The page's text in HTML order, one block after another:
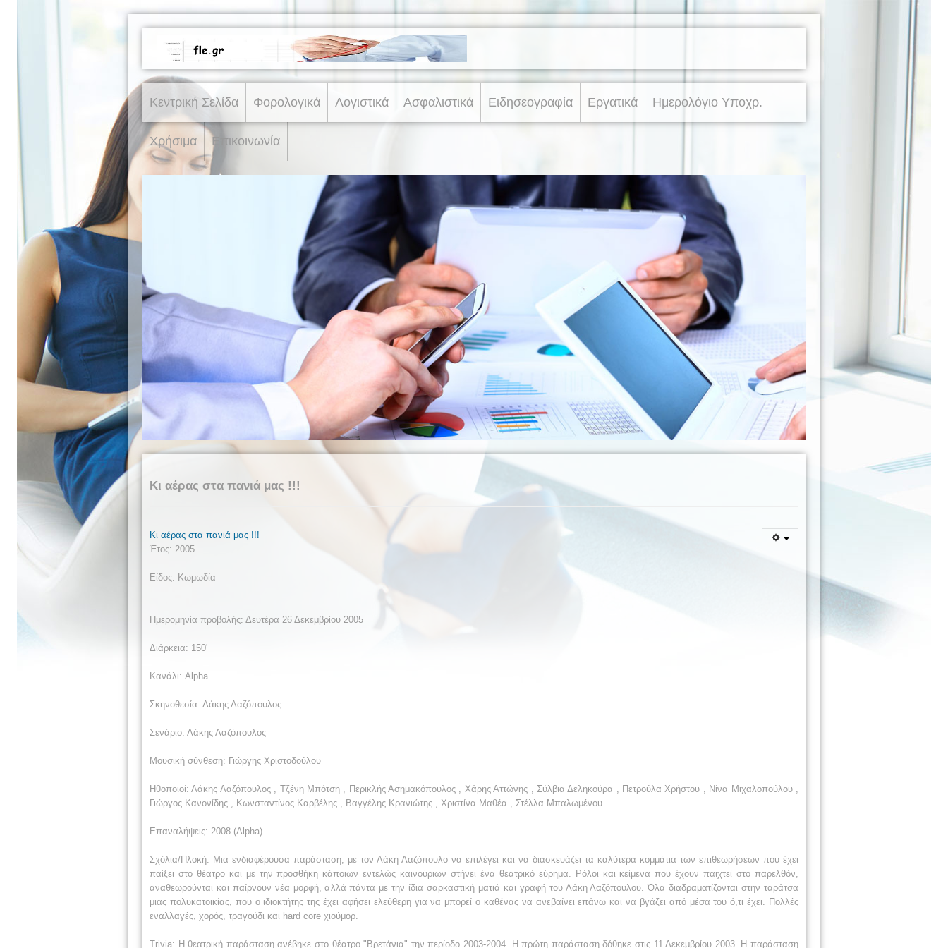
Κεντρική Σελίδα Φορολογικά Λογιστικά Ασφαλιστικά Ειδησεογραφία Εργατικά Ημερολόγιο Υποχρ.
Χρήσιμα Επικοινωνία
Κι αέρας στα πανιά μας !!!
Κι αέρας στα πανιά μας !!!
Έτος: 2005
Είδος: Κωμωδία
Ημερομηνία προβολής: Δευτέρα 26 Δεκεμβρίου 2005
Διάρκεια: 150'
Κανάλι: Alpha
Σκηνοθεσία: Λάκης Λαζόπουλος
Σενάριο: Λάκης Λαζόπουλος
Μουσική σύνθεση: Γιώργης Χριστοδούλου
Ηθοποιοί: Λάκης Λαζόπουλος , Τζένη Μπότση , Περικλής Ασημακόπουλος , Χάρης Αττώνης , Σύλβια Δεληκούρα , Πετρούλα Χρήστου , Νίνα Μιχαλοπούλου ,
Γιώργος Κανονίδης , Κωνσταντίνος Καρβέλης , Βαγγέλης Κρανιώτης , Χριστίνα Μαθέα , Στέλλα Μπαλωμένου
Επαναλήψεις: 2008 (Alpha)
Σχόλια/Πλοκή: Mια ενδιαφέρουσα παράσταση, με τον Λάκη Λαζόπουλο να επιλέγει και να διασκευάζει τα καλύτερα κομμάτια των επιθεωρήσεων που έχει
παίξει στο θέατρο και με την προσθήκη κάποιων εντελώς καινούριων στήνει ένα θεατρικό εύρημα. Ρόλοι και κείμενα που έχουν παιχτεί στο παρελθόν,
αναθεωρούνται και παίρνουν νέα μορφή, αλλά πάντα με την ίδια σαρκαστική ματιά και γραφή του Λάκη Λαζόπουλου. Όλα διαδραματίζονται στην ταράτσα
μιας πολυκατοικίας, που ο ιδιοκτήτης της έχει αφήσει ελεύθερη για να μπορεί ο καθένας να ανεβαίνει επάνω και να βγάζει από μέσα του ό,τι έχει. Πολλές
εναλλαγές, χορός, τραγούδι και hard core χιούμορ.
Trivia: Η θεατρική παράσταση ανέβηκε στο θέατρο "Βρετάνια" την περίοδο 2003-2004. Η πρώτη παράσταση δόθηκε στις 11 Δεκεμβρίου 2003. Η παράσταση